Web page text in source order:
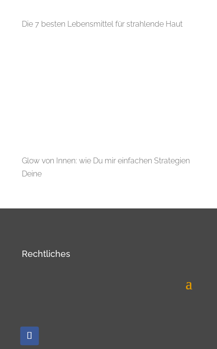
Die 7 besten Lebensmittel für strahlende Haut
Glow von Innen: wie Du mir einfachen Strategien
Deine
Rechtliches